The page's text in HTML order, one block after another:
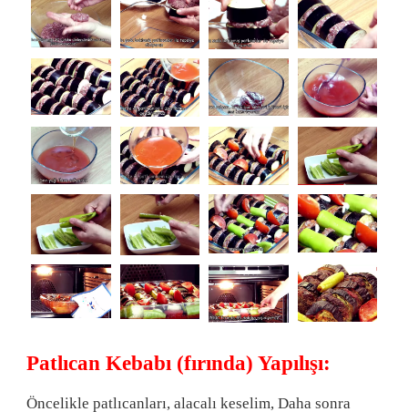
Patlıcan Kebabı (fırında) Yapılışı:
Öncelikle patlıcanları, alacalı keselim, Daha sonra